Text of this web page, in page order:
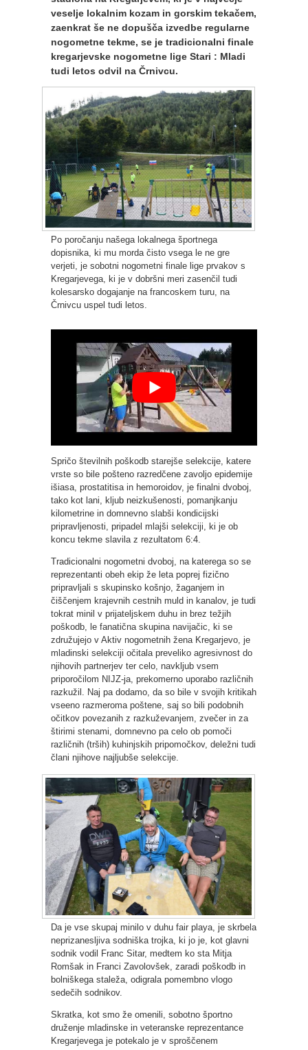
veselje lokalnim kozam in gorskim tekačem,
zaenkrat še ne dopušča izvedbe regularne
nogometne tekme, se je tradicionalni finale
kregarjevske nogometne lige Stari : Mladi
tudi letos odvil na Črnivcu.
Po poročanju našega lokalnega športnega
dopisnika, ki mu morda čisto vsega le ne gre
verjeti, je sobotni nogometni finale lige prvakov s
Kregarjevega, ki je v dobršni meri zasenčil tudi
kolesarsko dogajanje na francoskem turu, na
Črnivcu uspel tudi letos.
Spričo številnih poškodb starejše selekcije, katere
vrste so bile pošteno razredčene zavoljo epidemije
išiasa, prostatitisa in hemoroidov, je finalni dvoboj,
tako kot lani, kljub neizkušenosti, pomanjkanju
kilometrine in domnevno slabši kondicijski
pripravljenosti, pripadel mlajši selekciji, ki je ob
koncu tekme slavila z rezultatom 6:4.
Tradicionalni nogometni dvoboj, na katerega so se
reprezentanti obeh ekip že leta poprej fizično
pripravljali s skupinsko košnjo, žaganjem in
čiščenjem krajevnih cestnih muld in kanalov, je tudi
tokrat minil v prijateljskem duhu in brez težjih
poškodb, le fanatična skupina navijačic, ki se
združujejo v Aktiv nogometnih žena Kregarjevo, je
mladinski selekciji očitala preveliko agresivnost do
njihovih partnerjev ter celo, navkljub vsem
priporočilom NIJZ-ja, prekomerno uporabo različnih
razkužil. Naj pa dodamo, da so bile v svojih kritikah
vseeno razmeroma poštene, saj so bili podobnih
očitkov povezanih z razkuževanjem, zvečer in za
štirimi stenami, domnevno pa celo ob pomoči
različnih (trših) kuhinjskih pripomočkov, deležni tudi
člani njihove najljubše selekcije.
Da je vse skupaj minilo v duhu fair playa, je skrbela
neprizanesljiva sodniška trojka, ki jo je, kot glavni
sodnik vodil Franc Sitar, medtem ko sta Mitja
Romšak in Franci Zavolovšek, zaradi poškodb in
bolniškega staleža, odigrala pomembno vlogo
sedečih sodnikov.
Skratka, kot smo že omenili, sobotno športno
druženje mladinske in veteranske reprezentance
Kregarjevega je potekalo je v sproščenem